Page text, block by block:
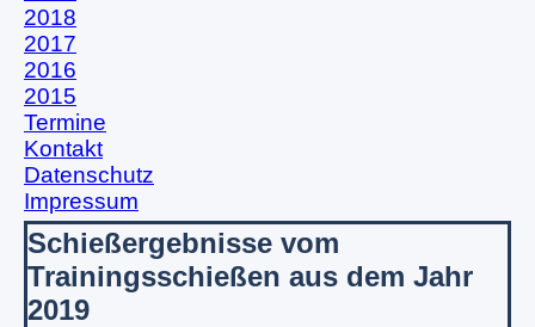
2018
2017
2016
2015
Termine
Kontakt
Datenschutz
Impressum
Schießergebnisse vom
Trainingsschießen aus dem Jahr
2019